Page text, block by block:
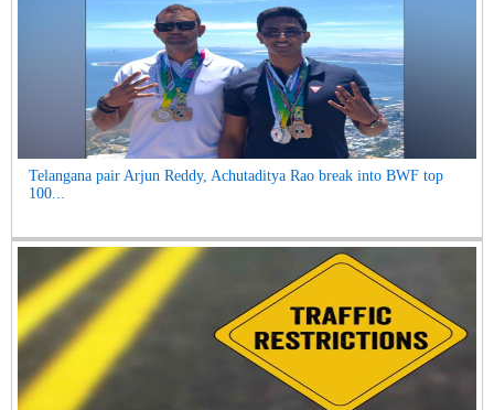
Telangana pair Arjun Reddy, Achutaditya Rao break into BWF top
100...